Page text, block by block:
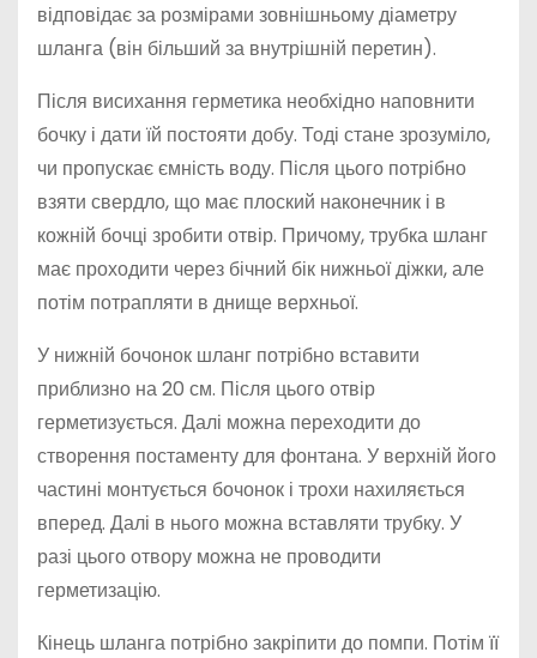
відповідає за розмірами зовнішньому діаметру
шланга (він більший за внутрішній перетин).
Після висихання герметика необхідно наповнити
бочку і дати їй постояти добу. Тоді стане зрозуміло,
чи пропускає ємність воду. Після цього потрібно
взяти свердло, що має плоский наконечник і в
кожній бочці зробити отвір. Причому, трубка шланг
має проходити через бічний бік нижньої діжки, але
потім потрапляти в днище верхньої.
У нижній бочонок шланг потрібно вставити
приблизно на 20 см. Після цього отвір
герметизується. Далі можна переходити до
створення постаменту для фонтана. У верхній його
частині монтується бочонок і трохи нахиляється
вперед. Далі в нього можна вставляти трубку. У
разі цього отвору можна не проводити
герметизацію.
Кінець шланга потрібно закріпити до помпи. Потім її